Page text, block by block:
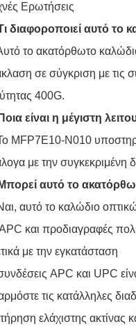
Ερωτήσεις
διαφοροποιεί αυτό το
το ακατόρθωτο
σε σύγκριση με τις
400G.
είναι η μέγιστη
MFP7E10-N010
με την συγκεκριμένη
αυτό το
αυτό το καλώδιο
και προδιαγραφές
με την εγκατάσταση
APC και UPC
τις κατάλληλες
ελάχιστης